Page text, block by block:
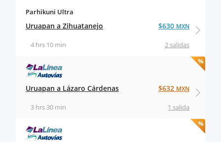
Parhikuni Ultra
Uruapan a Zihuatanejo
2 salidas
4 hrs 10 min
$630 MXN
Uruapan a Lázaro Cárdenas
1 salida
3 hrs 30 min
$632 MXN